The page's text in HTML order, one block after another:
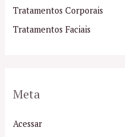
Tratamentos Corporais
Tratamentos Faciais
Meta
Acessar